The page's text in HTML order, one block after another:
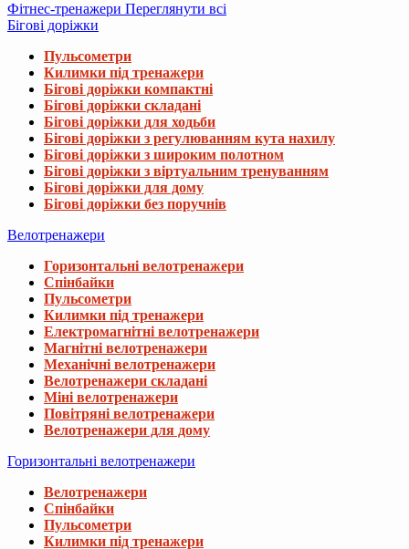
Фітнес-тренажери Переглянути всі
Бігові доріжки
Пульсометри
Килимки під тренажери
Бігові доріжки компактні
Бігові доріжки складані
Бігові доріжки для ходьби
Бігові доріжки з регулюванням кута нахилу
Бігові доріжки з широким полотном
Бігові доріжки з віртуальним тренуванням
Бігові доріжки для дому
Бігові доріжки без поручнів
Велотренажери
Горизонтальні велотренажери
Спінбайки
Пульсометри
Килимки під тренажери
Електромагнітні велотренажери
Магнітні велотренажери
Механічні велотренажери
Велотренажери складані
Міні велотренажери
Повітряні велотренажери
Велотренажери для дому
Горизонтальні велотренажери
Велотренажери
Спінбайки
Пульсометри
Килимки під тренажери